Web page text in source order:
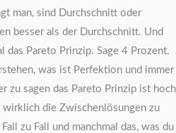
man, sind Durchschnitt oder
besser als der Durchschnitt. Und
das Pareto Prinzip. Sage 4 Prozent.
was ist Perfektion und immer
zu sagen das Pareto Prinzip ist hoch
die Zwischenlösungen zu
zu Fall und manchmal das, was du